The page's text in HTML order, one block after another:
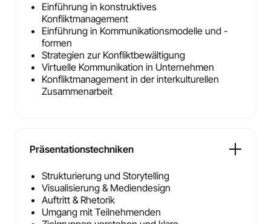
Einführung in konstruktives
Konfliktmanagement
Einführung in Kommunikationsmodelle und -
formen
Strategien zur Konfliktbewältigung
Virtuelle Kommunikation in Unternehmen
Konfliktmanagement in der interkulturellen
Zusammenarbeit
Präsentationstechniken
Strukturierung und Storytelling
Visualisierung & Mediendesign
Auftritt & Rhetorik
Umgang mit Teilnehmenden